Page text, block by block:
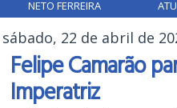
NETO FERREIRA
sábado, 22 de abril de
Felipe Camarão
Imperatriz